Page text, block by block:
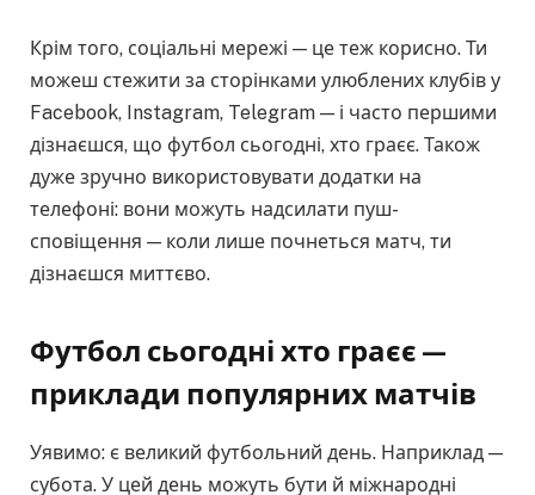
Крім того, соціальні мережі — це теж корисно. Ти
можеш стежити за сторінками улюблених клубів у
Facebook, Instagram, Telegram — і часто першими
дізнаєшся, що футбол сьогодні, хто граєє. Також
дуже зручно використовувати додатки на
телефоні: вони можуть надсилати пуш-
сповіщення — коли лише почнеться матч, ти
дізнаєшся миттєво.
Футбол сьогодні хто граєє —
приклади популярних матчів
Уявимо: є великий футбольний день. Наприклад —
субота. У цей день можуть бути й міжнародні